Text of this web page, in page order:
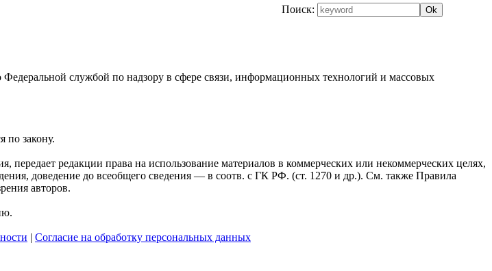
Поиск:
службой по надзору в сфере связи, информационных технологий и массовых
по закону.
передает редакции права на использование материалов в коммерческих или некоммерческих целях,
доведение до всеобщего сведения — в соотв. с ГК РФ. (ст. 1270 и др.). См. также Правила
авторов.
| Согласие на обработку персональных данных